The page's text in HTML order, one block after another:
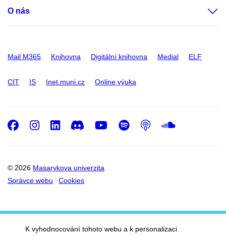
O nás
Mail M365 Knihovna Digitální knihovna Medial ELF
CIT IS Inet.muni.cz Online výuka
© 2026 Masarykova univerzita
Správce webu
Cookies
Facebook
Instagram
LinkedIn
DiscordYoutube
Spotify
Podcast
K vyhodnocování tohoto webu a k personalizaci